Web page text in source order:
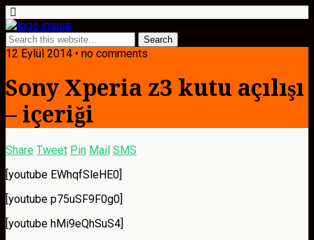
12 Eylül 2014 • no comments
Sony Xperia z3 kutu açılışı
– içeriği
Share Tweet Pin Mail SMS
[youtube EWhqfSleHE0]
[youtube p75uSF9F0g0]
[youtube hMi9eQhSuS4]